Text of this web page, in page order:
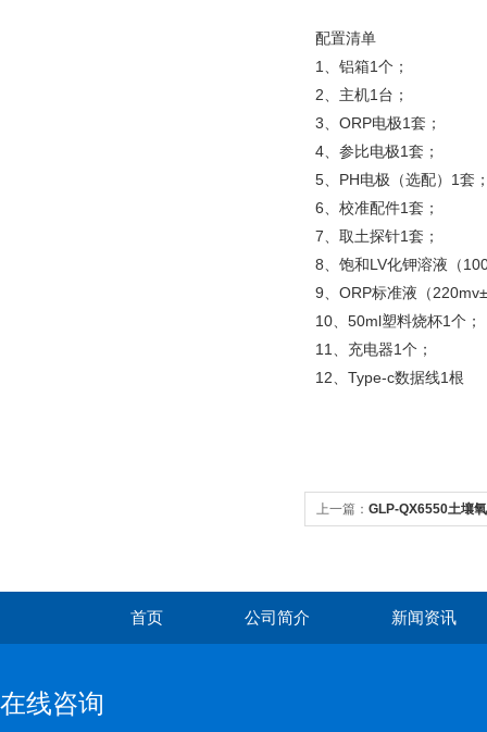
配置清单
1、铝箱1个；
2、主机1台；
3、ORP电极1套；
4、参比电极1套；
5、PH电极（选配）1套
6、校准配件1套；
7、取土探针1套；
8、饱和LV化钾溶液（
9、ORP标准液（
10、50ml塑料烧杯1个；
11、充电器1个；
12、Type-c数据线1根
上一篇： GLP-QX6550土壤
首页 公司简介 新闻资讯
在线咨询